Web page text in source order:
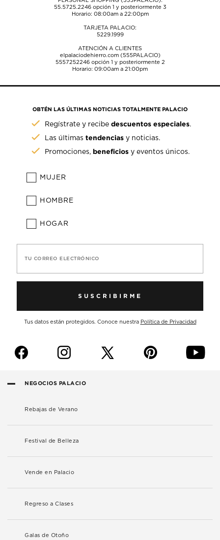
55.5725.2246opción 1 y posteriormente 3
Horario: 08:00am a 22:00pm
TARJETA PALACIO:
5229.1999
ATENCIÓN A CLIENTES
elpalaciodehierro.com (555PALACIO)
5557252246opción 1 y posteriormente 2
Horario: 09:00am a 21:00pm
OBTÉN LAS ÚLTIMAS NOTICIAS TOTALMENTE PALACIO
Regístrate y recibedescuentos especiales.
Las últimastendencias y noticias.
Promociones, beneficios y eventos únicos.
MUJER
HOMBRE
HOGAR
TU CORREO ELECTRÓNICO
SUSCRIBIRME
Tus datos están protegidos. Conoce nuestra Política de Privacidad
f i p y
NEGOCIOS PALACIO
Rebajas de Verano
Festival de Belleza
Vende en Palacio
Regreso a Clases
Galas de Otoño